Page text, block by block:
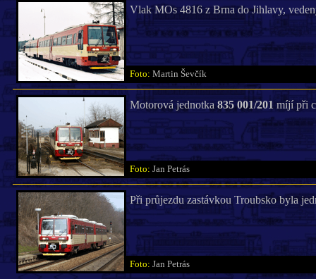
Vlak MOs 4816 z Brna do Jihlavy,
Foto: Martin Ševčík
Motorová jednotka835 001/201 míjí při
Foto: Jan Petrás
Při průjezdu zastávkou Troubsko byla
Foto: Jan Petrás